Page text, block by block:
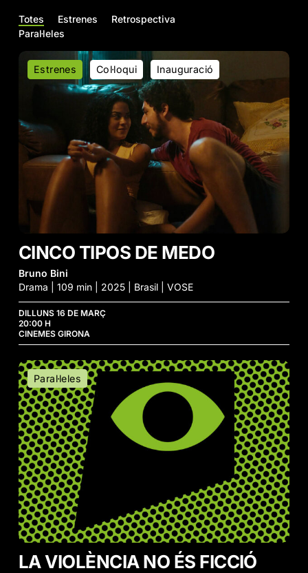
Totes
Estrenes
Paral·leles
Retrospectiva
Cinco
Tipos
Medo
Col·loqui
Estrenes Inauguració
CINCO TIPOS DE MEDO
Bruno Bini
Drama | 109 min | 2025 | Brasil | VOSE
DILLUNS 16 DE MARÇ
20:00 H
CINEMES GIRONA
La
Violència
no
és
Ficció
Paral·leles
LA VIOLÈNCIA NO ÉS FICCIÓ